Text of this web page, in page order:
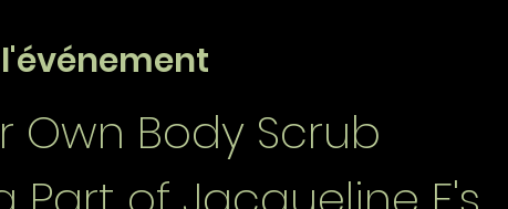
Own Body Scrub